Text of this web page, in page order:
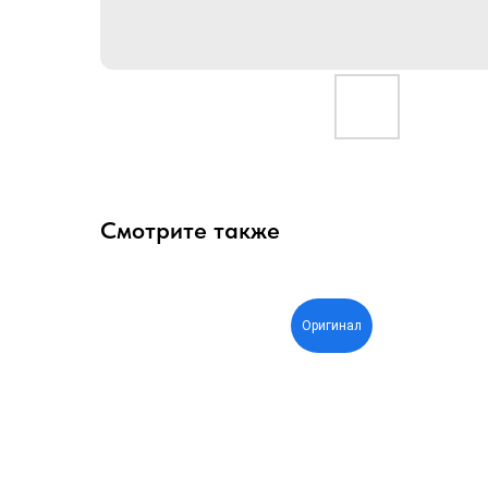
Смотрите также
Оригинал